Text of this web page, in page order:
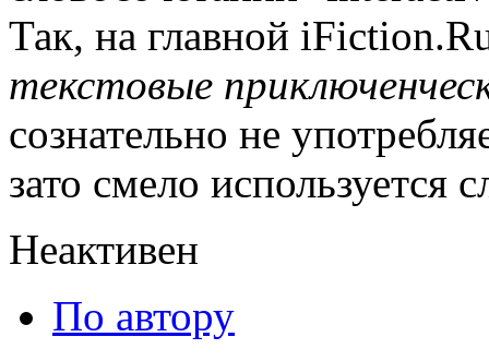
Так, на главной
текстовые
сознательно не
зато смело
Неактивен
По автору